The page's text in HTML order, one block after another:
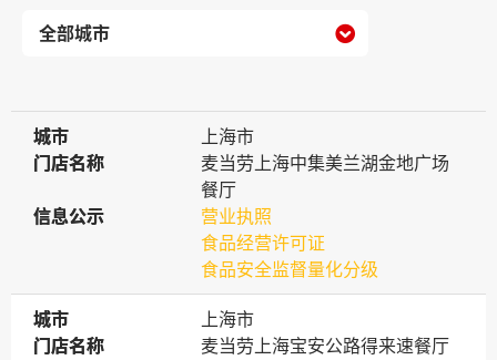

城市
城市
上海市
门店名称
门店名称
麦当劳上海中集美兰湖金地广场
餐厅
信息公示
信息公示
营业执照
食品经营许可证
食品安全监督量化分级
城市
城市
上海市
门店名称
门店名称
麦当劳上海宝安公路得来速餐厅